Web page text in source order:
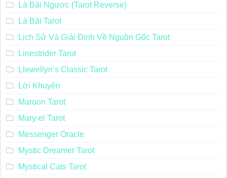
Lá Bài Ngược (Tarot Reverse)
Lá Bài Tarot
Lịch Sử Và Giải Định Về Nguồn Gốc Tarot
Linestrider Tarot
Llewellyn’s Classic Tarot
Lời Khuyên
Maroon Tarot
Mary-el Tarot
Messenger Oracle
Mystic Dreamer Tarot
Mystical Cats Tarot